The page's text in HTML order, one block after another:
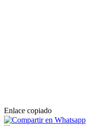
Enlace copiado